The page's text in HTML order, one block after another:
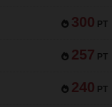
300 PT
257 PT
240 PT